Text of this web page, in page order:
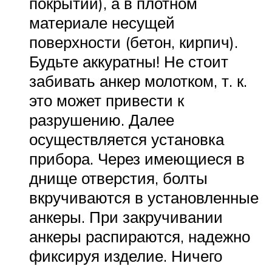
материале несущей
поверхности (бетон, кирпич).
Будьте аккуратны! Не стоит
забивать анкер молотком, т. к.
это может привести к
разрушению. Далее
осуществляется установка
прибора. Через имеющиеся в
днище отверстия, болты
вкручиваются в установленные
анкеры. При закручивании
анкеры распираются, надежно
фиксируя изделие. Ничего